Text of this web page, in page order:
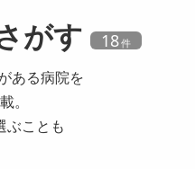
がす 18
ある病院を
。
ぶことも